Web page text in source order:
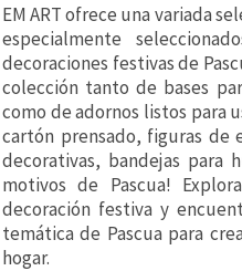
EM ART ofrece una variada
especialmente
decoraciones festivas de
colección tanto de bases
como de adornos listos para
cartón prensado, figuras de
decorativas, bandejas para
motivos de Pascua!
decoración festiva y
temática de Pascua para
hogar.